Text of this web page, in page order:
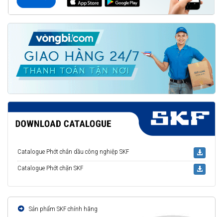
Catalogue Phớt chắn dầu công nghiệp SKF
Catalogue Phớt chặn SKF
Sản phẩm SKF chính hãng